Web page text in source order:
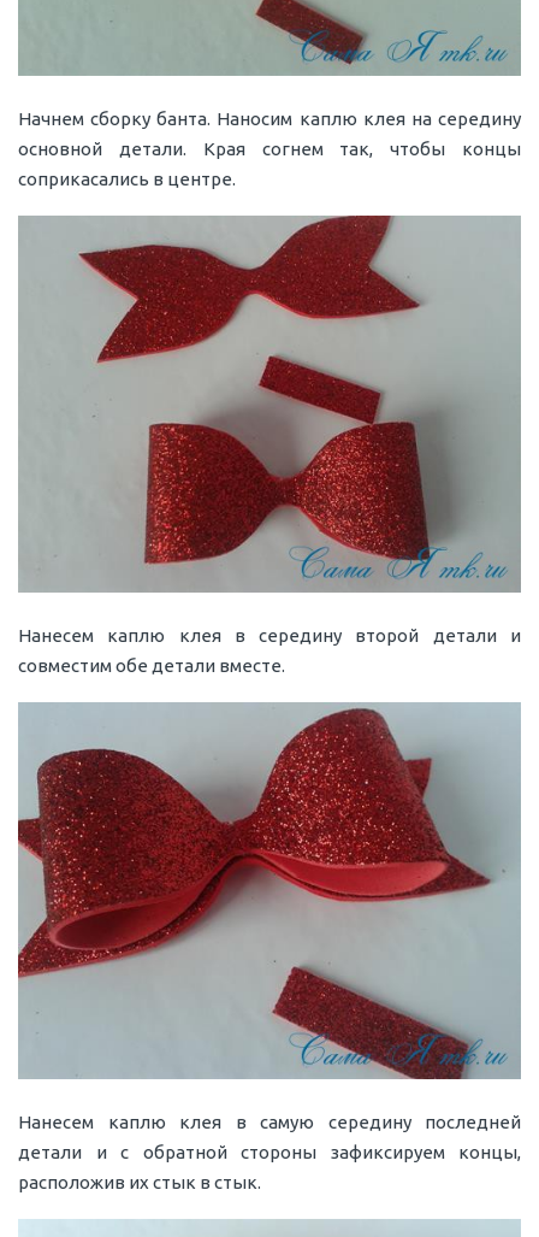
Начнем сборку банта. Наносим каплю клея на середину
основной детали. Края согнем так, чтобы концы
соприкасались в центре.
Нанесем каплю клея в середину второй детали и
совместим обе детали вместе.
Нанесем каплю клея в самую середину последней
детали и с обратной стороны зафиксируем концы,
расположив их стык в стык.